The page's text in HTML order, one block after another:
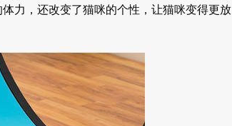
体力，还改变了猫咪的个性，让猫咪变得更放